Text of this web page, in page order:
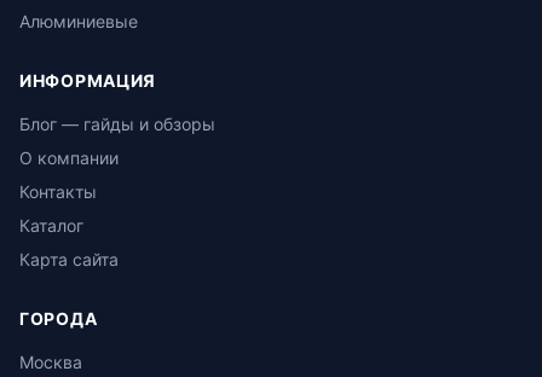
Алюминиевые
ИНФОРМАЦИЯ
Блог — гайды и обзоры
О компании
Контакты
Каталог
Карта сайта
ГОРОДА
Москва